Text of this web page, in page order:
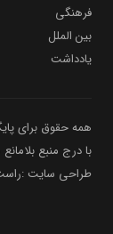
فرهنگی
بین الملل
یادداشت
همه حقوق برای
با درج منبع
طراحی سایت